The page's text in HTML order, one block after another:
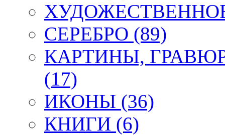
СЕРЕБРО (89)
КАРТИНЫ,
(17)
ИКОНЫ (36)
КНИГИ (6)